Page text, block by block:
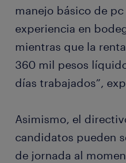
manejo básico de
experiencia en
mientras que la
360 mil pesos
días trabajados”,
Asimismo, el
candidatos pueden
de jornada al